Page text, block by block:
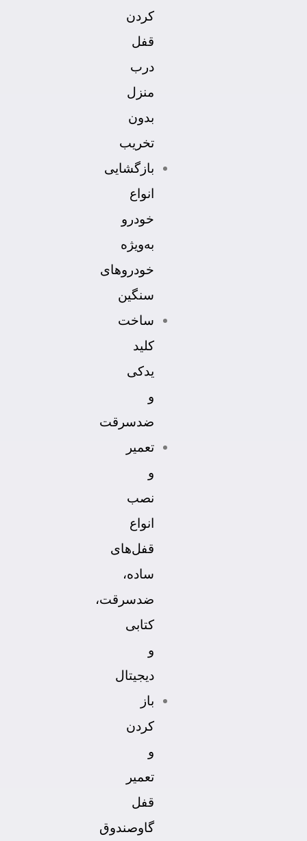
کردن
قفل
درب
منزل
بدون
تخریب
بازگشایی
انواع
خودرو
به‌ویژه
خودروهای
سنگین
ساخت
کلید
یدکی
و
ضدسرقت
تعمیر
و
نصب
انواع
قفل‌های
ساده،
ضدسرقت،
کتابی
و
دیجیتال
باز
کردن
و
تعمیر
قفل
گاوصندوق